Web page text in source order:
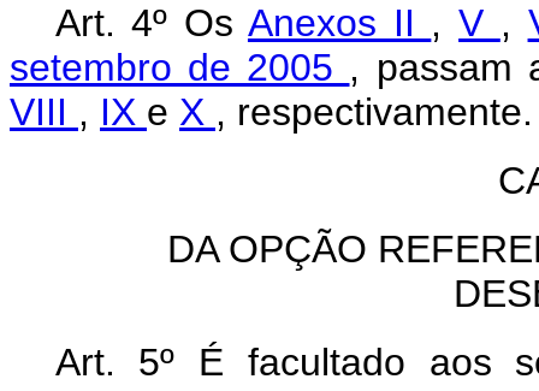
Art. 4º Os Anexos II ,V ,
setembro de 2005 , passam
VIII , IX e X , respectivamente.
DA OPÇÃO
Art. 5º É facultado aos